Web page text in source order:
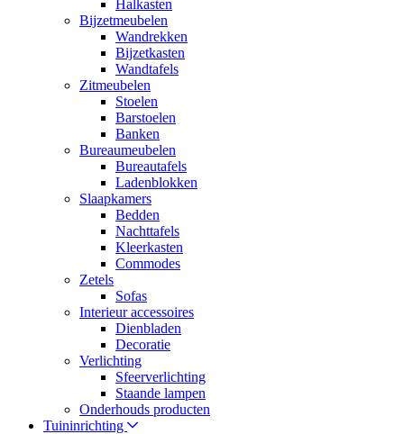
Halkasten
Bijzetmeubelen
Wandrekken
Bijzetkasten
Wandtafels
Zitmeubelen
Stoelen
Barstoelen
Banken
Bureaumeubelen
Bureautafels
Ladenblokken
Slaapkamers
Bedden
Nachttafels
Kleerkasten
Commodes
Zetels
Sofas
Interieur accessoires
Dienbladen
Decoratie
Verlichting
Sfeerverlichting
Staande lampen
Onderhouds producten
Tuininrichting